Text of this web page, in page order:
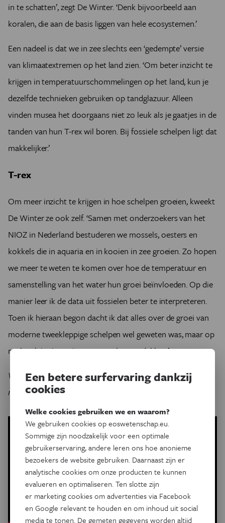
in te schatten’, zegt De Winter. ‘Denk bijvoorbeeld aan
koralen, die aan de basis liggen van hele ecosystemen.’
Een nadeel is dat we in zee slechts een ‘gedempte’ versie
van klimaatextremen op het land zien. ‘Om beter inzicht te
krijgen in temperatuurschommelingen op het land, kun je
dezelfde technieken gebruiken op tandglazuur. Alleen
vinden musea het doorgaans niet zo leuk als je gaatjes in de
tanden van hun T-rex wil boren. Bij fossiele schelpen ligt dat
makkelijker.’
T-rex
Om meer inzicht te krijgen in hoe schelpen groeien, kweekt
De Winter ze ook zelf. ‘Samen met onderzoekers van het
NIOZ in Nederland bestuderen we mossels, oesters en
kokkels die in aquaria en in kooien in zee groeien. Zo hopen
we meer te weten te komen over hoe de temperatuur en
samenstelling van het water hun groei beïnvloeden. Op die
manier leer ik de data uit fossielen beter te interpreteren.
Toen ik hieraan begon dacht ik dat alles over de groei van
moderne tweekleppige schelpen wel geweten was, maar op
moleculair niveau is er nog veel te ontdekken.’
VIDEO.Niels de Winter toont hoe hij het klimaat van
miljoenen jaren geleden "leest" in schelpen.
Een betere surfervaring dankzij
cookies
Welke cookies gebruiken we en waarom?
We gebruiken cookies op eoswetenschap.eu.
Sommige zijn noodzakelijk voor een optimale
gebruikerservaring, andere leren ons hoe anonieme
bezoekers de website gebruiken. Daarnaast zijn er
analytische cookies om onze producten te kunnen
evalueren en optimaliseren. Ten slotte zijn
er marketing cookies om advertenties via Facebook
en Google relevant te houden en om inhoud uit social
media te tonen. De gemeten gegevens worden altijd